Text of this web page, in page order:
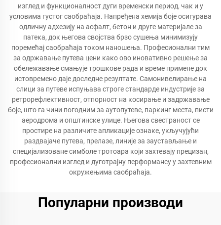
изглед и функционалност дуги временски период, чак и у
условима густог саобраћаја. Напређена хемија боје осигурава
одличну адхезију на асфалт, бетон и друге материјале за
патека, док његова својства брзо сушења минимизују
поремећај саобраћаја током наношења. Професионални тим
за одржавање путева цени како ово иновативно решење за
обележавање смањује трошкове рада и време примене док
истовремено даје доследне резултате. Самонивелирање на
слици за путеве испуњава строге стандарде индустрије за
ретрорефлективност, отпорност на косирање и задржавање
боје, што га чини погодним за аутопутеве, паркинг места, писти
аеродрома и општинске улице. Његова свестраност се
простире на различите апликације ознаке, укључујући
раздвајаче путева, прелазе, линије за заустављање и
специјализоване симболе тротоара који захтевају прецизан,
професионални изглед и дуготрајну перформансу у захтевним
окружењима саобраћаја.
Популарни производи